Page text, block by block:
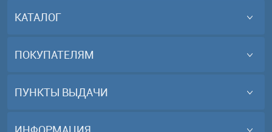
КАТАЛОГ
ПОКУПАТЕЛЯМ
ПУНКТЫ ВЫДАЧИ